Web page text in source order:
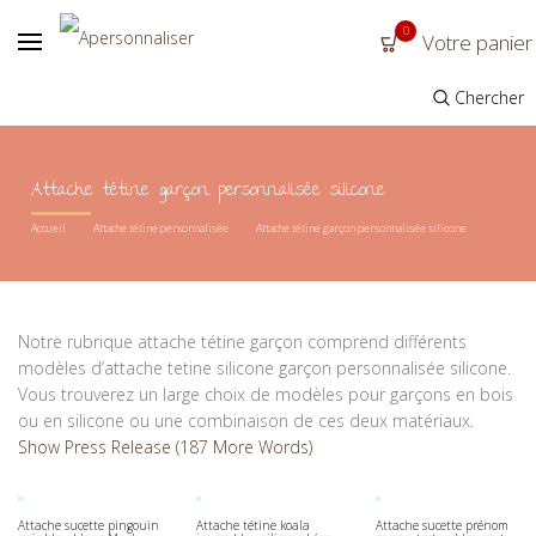
0 Votre panier
Chercher
Attache tétine garçon personnalisée silicone
Accueil Attache tétine personnalisée Attache tétine garçon personnalisée silicone
Notre rubrique attache tétine garçon comprend différents
modèles d’attache tetine silicone garçon personnalisée silicone.
Vous trouverez un large choix de modèles pour garçons en bois
ou en silicone ou une combinaison de ces deux matériaux.
Show Press Release (187 More Words)
Attache sucette pingouin Attache tétine koala Attache sucette prénom